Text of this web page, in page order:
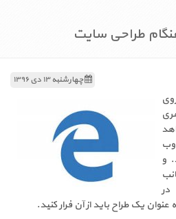
طراحی سایت
چهارشنبه ۱۳ دی ۱۳۹۶
وب
و
یک طراح باید از آن فرار کنید.